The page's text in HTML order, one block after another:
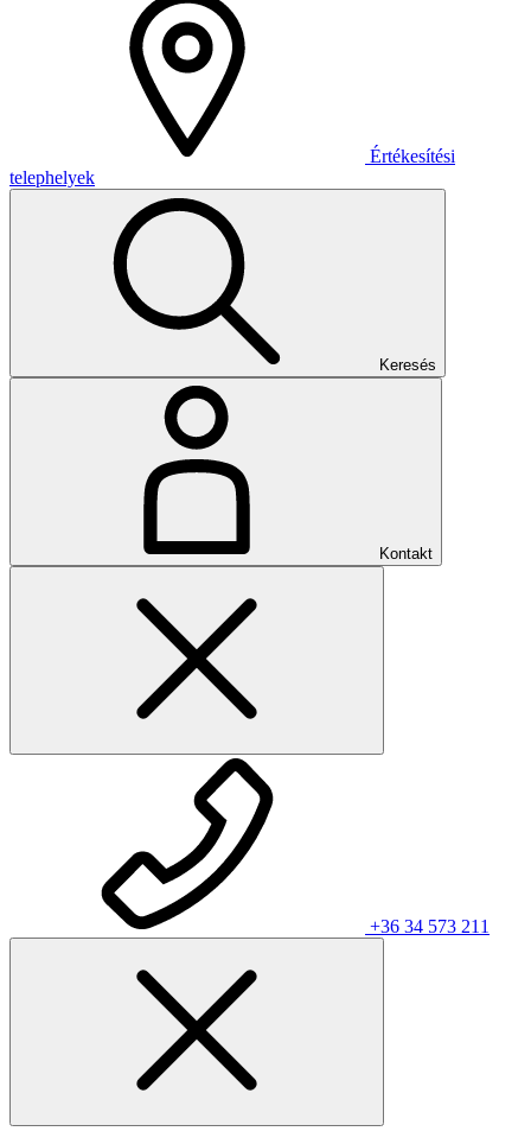
Értékesítési
telephelyek
Keresés
Kontakt
+36 34 573 211